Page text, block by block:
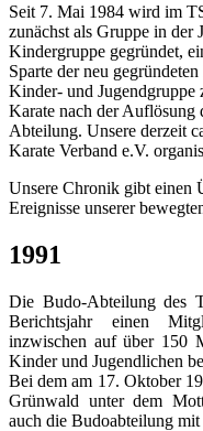
Seit 7. Mai 1984 wird im
zunächst als Gruppe in der
Kindergruppe gegründet,
Sparte der neu
Kinder- und
Karate nach der Auflösung
Abteilung. Unsere derzeit
Karate Verband e.V.
Unsere Chronik gibt einen
Ereignisse unserer
1991
Die Budo-Abteilung des
Berichtsjahr einen
inzwischen auf über 150
Kinder und Jugendlichen
Bei dem am 17. Oktober
Grünwald unter dem
auch die Budoabteilung